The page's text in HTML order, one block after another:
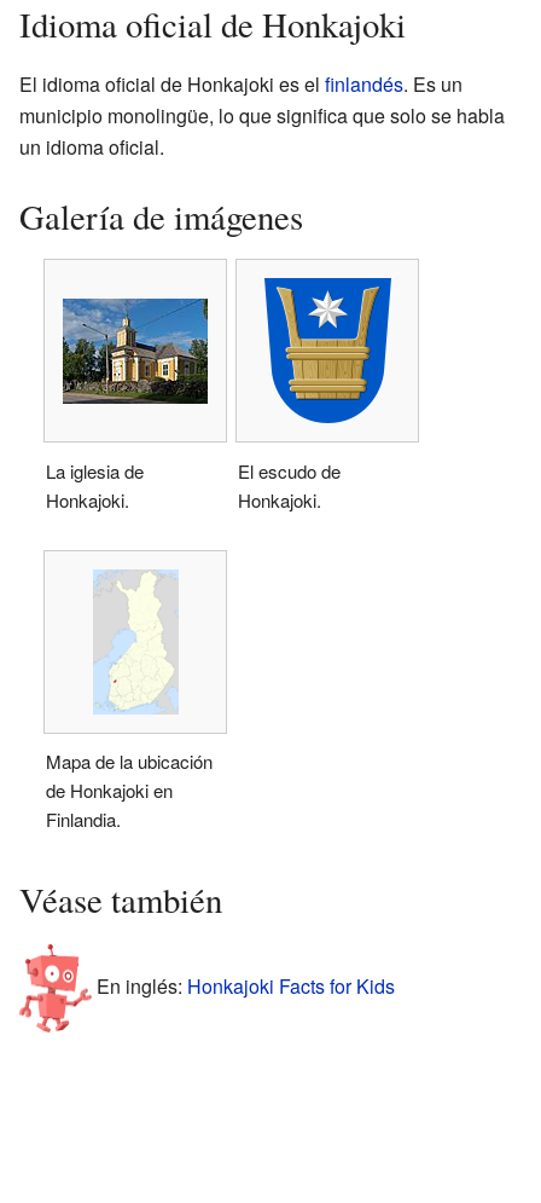
Idioma oficial de Honkajoki
El idioma oficial de Honkajoki es el finlandés. Es un
municipio monolingüe, lo que significa que solo se habla
un idioma oficial.
Galería de imágenes
La iglesia de
Honkajoki.
El escudo de
Honkajoki.
Mapa de la ubicación
de Honkajoki en
Finlandia.
Véase también
En inglés: Honkajoki Facts for Kids